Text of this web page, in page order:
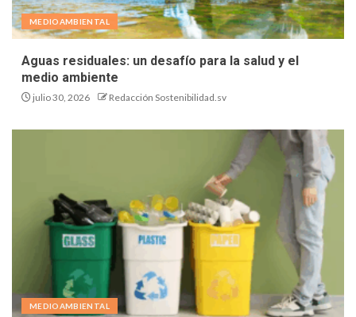
MEDIOAMBIENTAL
Aguas residuales: un desafío para la salud y el
medio ambiente
julio 30, 2026 Redacción Sostenibilidad.sv
MEDIOAMBIENTAL